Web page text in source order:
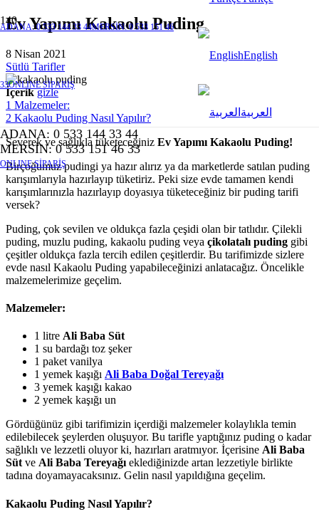
ADANA: 0 533 144 33 44MERSİN: 0 533 151 46
33ONLINE SİPARİŞ
English
العربية
ADANA: 0 533 144 33 44
MERSİN: 0 533 151 46 33
ONLINE SİPARİŞ
Ev Yapımı Kakaolu Puding
8 Nisan 2021
Sütlü Tarifler
İçerik gizle
1 Malzemeler:
2 Kakaolu Puding Nasıl Yapılır?
Severek ve sağlıkla tüketeceğiniz Ev Yapımı Kakaolu Puding!
Birçoğumuz pudingi ya hazır alırız ya da marketlerde satılan puding
karışımlarıyla hazırlayıp tüketiriz. Peki size evde tamamen kendi
karışımlarınızla hazırlayıp doyasıya tüketeceğiniz bir puding tarifi
versek?
Puding, çok sevilen ve oldukça fazla çeşidi olan bir tatlıdır. Çilekli
puding, muzlu puding, kakaolu puding veya çikolatalı puding gibi
çeşitler oldukça fazla tercih edilen çeşitlerdir. Bu tarifimizde sizlere
evde nasıl Kakaolu Puding yapabileceğinizi anlatacağız. Öncelikle
malzemelerimize geçelim.
Malzemeler:
1 litre Ali Baba Süt
1 su bardağı toz şeker
1 paket vanilya
1 yemek kaşığı Ali Baba Doğal Tereyağı
3 yemek kaşığı kakao
2 yemek kaşığı un
Gördüğünüz gibi tarifimizin içerdiği malzemeler kolaylıkla temin
edilebilecek şeylerden oluşuyor. Bu tarifle yaptığınız puding o kadar
sağlıklı ve lezzetli oluyor ki, hazırları aratmıyor. İçerisine Ali Baba
Süt ve Ali Baba Tereyağı eklediğinizde artan lezzetiyle birlikte
tadına doyamayacaksınız. Gelin nasıl yapıldığına geçelim.
Kakaolu Puding Nasıl Yapılır?